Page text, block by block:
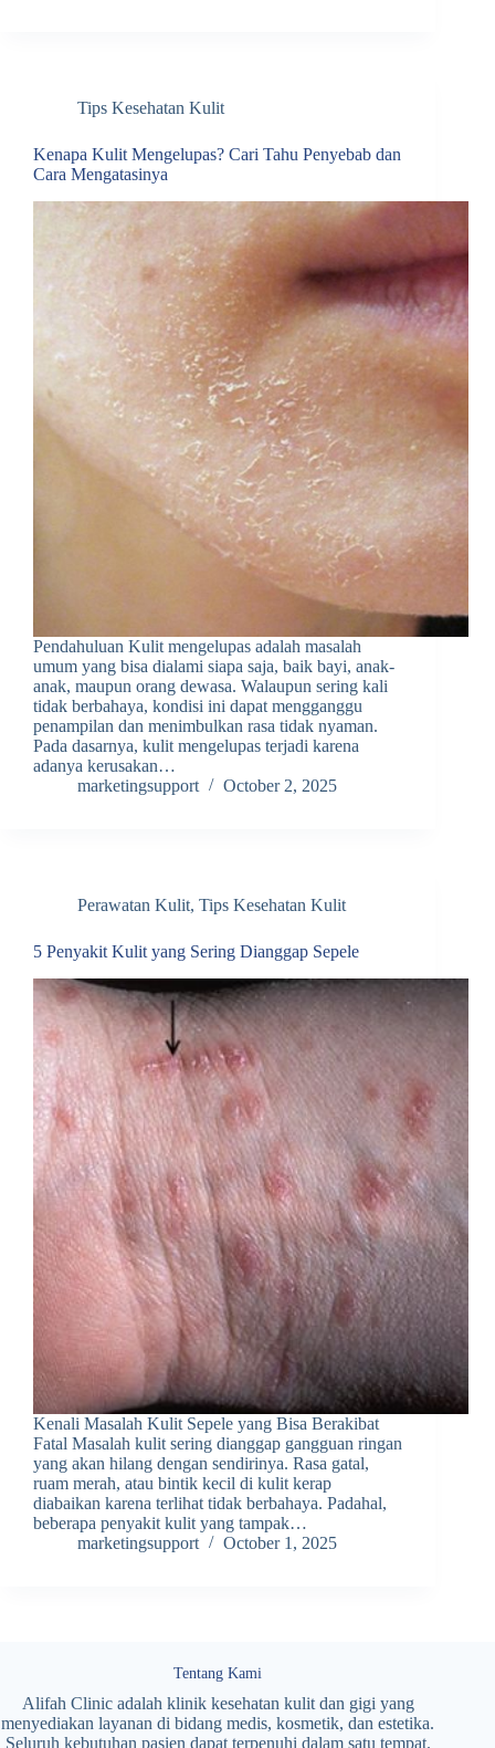
Tips Kesehatan Kulit
Kenapa Kulit Mengelupas? Cari Tahu Penyebab dan
Cara Mengatasinya
Pendahuluan Kulit mengelupas adalah masalah
umum yang bisa dialami siapa saja, baik bayi, anak-
anak, maupun orang dewasa. Walaupun sering kali
tidak berbahaya, kondisi ini dapat mengganggu
penampilan dan menimbulkan rasa tidak nyaman.
Pada dasarnya, kulit mengelupas terjadi karena
adanya kerusakan…
marketingsupport
October 2, 2025
Perawatan Kulit, Tips Kesehatan Kulit
5 Penyakit Kulit yang Sering Dianggap Sepele
Kenali Masalah Kulit Sepele yang Bisa Berakibat
Fatal Masalah kulit sering dianggap gangguan ringan
yang akan hilang dengan sendirinya. Rasa gatal,
ruam merah, atau bintik kecil di kulit kerap
diabaikan karena terlihat tidak berbahaya. Padahal,
beberapa penyakit kulit yang tampak…
marketingsupport
October 1, 2025
Tentang Kami
Alifah Clinic adalah klinik kesehatan kulit dan gigi yang
menyediakan layanan di bidang medis, kosmetik, dan estetika.
Seluruh kebutuhan pasien dapat terpenuhi dalam satu tempat.